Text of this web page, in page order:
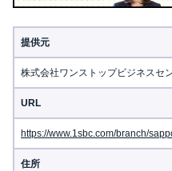
提供元
株式会社ワンストップビジネスセ
URL
https://www.1sbc.com/branch/
住所